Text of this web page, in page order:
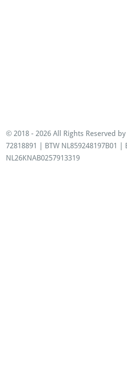
© 2018 - 2026 All Rights Reserved
72818891 | BTW NL859248197B01 |
NL26KNAB0257913319